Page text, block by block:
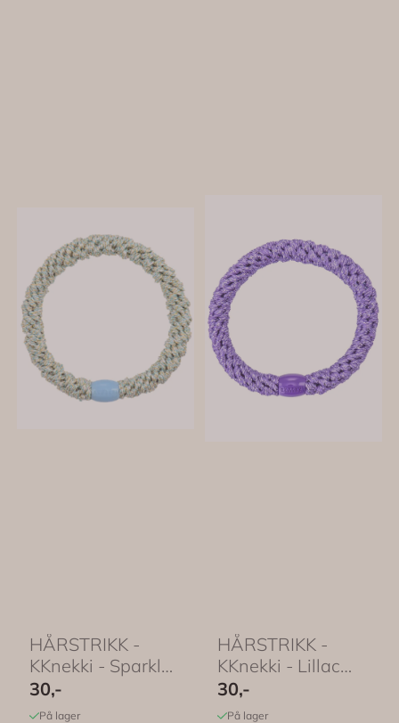
HÅRSTRIKK -
KKnekki - Sparkle
Blue Glitter - Bon
Dep
30,-
På lager
HÅRSTRIKK -
KKnekki - Lillac
Glitter - Bon Dep
30,-
På lager